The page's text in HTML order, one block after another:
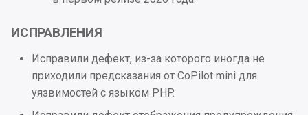
ИСПРАВЛЕНИЯ
Исправили дефект, из-за которого иногда не
приходили предсказания от CoPilot mini для
уязвимостей с языком PHP.